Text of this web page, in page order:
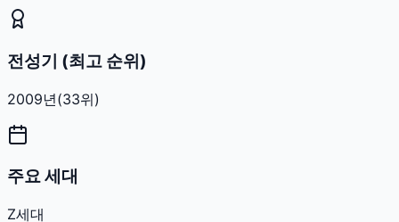
전성기 (최고 순위)
2009년(33위)
주요 세대
Z세대